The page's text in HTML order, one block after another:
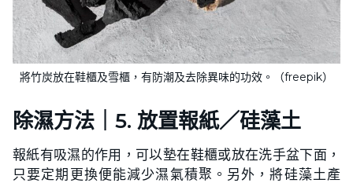
將竹炭放在鞋櫃及雪櫃，有防潮及去除異味的功效。（freepik）
除濕方法｜5. 放置報紙／硅藻土
報紙有吸濕的作用，可以墊在鞋櫃或放在洗手盆下面，
只要定期更換便能減少濕氣積聚。另外，將硅藻土產